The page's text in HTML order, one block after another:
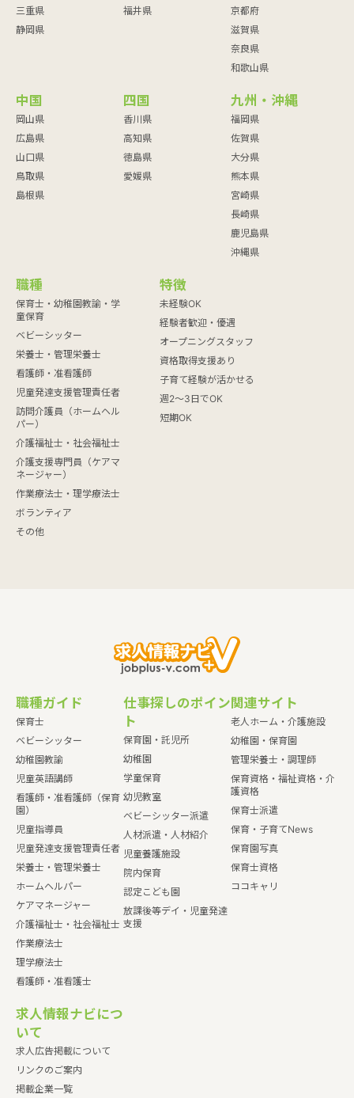
三重県
静岡県
福井県
京都府
滋賀県
奈良県
和歌山県
中国
岡山県
広島県
山口県
鳥取県
島根県
四国
香川県
高知県
徳島県
愛媛県
九州・沖縄
福岡県
佐賀県
大分県
熊本県
宮崎県
長崎県
鹿児島県
沖縄県
職種
保育士・幼稚園教諭・学
童保育
ベビーシッター
栄養士・管理栄養士
看護師・准看護師
児童発達支援管理責任者
訪問介護員（ホームヘル
パー）
介護福祉士・社会福祉士
介護支援専門員（ケアマ
ネージャー）
作業療法士・理学療法士
ボランティア
その他
特徴
未経験OK
経験者歓迎・優遇
オープニングスタッフ
資格取得支援あり
子育て経験が活かせる
週2～3日でOK
短期OK
職種ガイド
保育士
ベビーシッター
幼稚園教諭
児童英語講師
看護師・准看護師（保育
園）
児童指導員
児童発達支援管理責任者
栄養士・管理栄養士
ホームヘルパー
ケアマネージャー
介護福祉士・社会福祉士
作業療法士
理学療法士
看護師・准看護士
仕事探しのポイン
ト
保育園・託児所
幼稚園
学童保育
幼児教室
ベビーシッター派遣
人材派遣・人材紹介
児童養護施設
院内保育
認定こども園
放課後等デイ・児童発達
支援
関連サイト
老人ホーム・介護施設
幼稚園・保育園
管理栄養士・調理師
保育資格・福祉資格・介
護資格
保育士派遣
保育・子育てNews
保育園写真
保育士資格
ココキャリ
求人情報ナビにつ
いて
求人広告掲載について
リンクのご案内
掲載企業一覧